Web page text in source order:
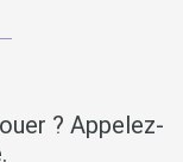
? Appelez-